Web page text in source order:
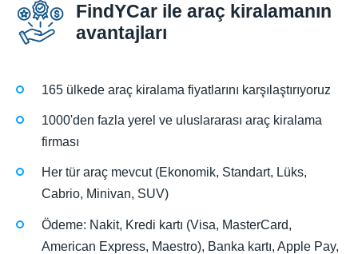
FindYCar ile araç kiralamanın
avantajları
165 ülkede araç kiralama fiyatlarını karşılaştırıyoruz
1000'den fazla yerel ve uluslararası araç kiralama
firması
Her tür araç mevcut (Ekonomik, Standart, Lüks,
Cabrio, Minivan, SUV)
Ödeme: Nakit, Kredi kartı (Visa, MasterCard,
American Express, Maestro), Banka kartı, Apple Pay,